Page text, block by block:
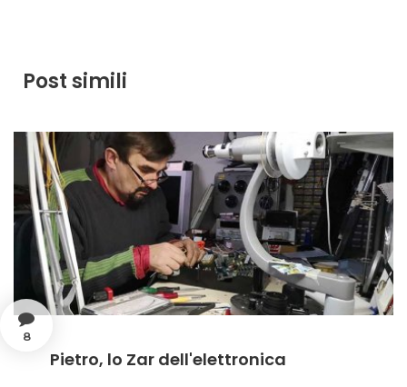
Post simili
8
Pietro, lo Zar dell'elettronica